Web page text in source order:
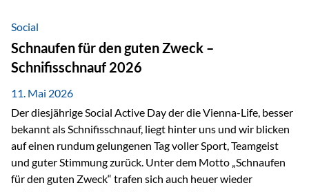
innerhalb der Private Wealth Police der Vienna-Life steht
der Oculus Value Capital Fund für einen langfristig
orientierten Value-Investing-Ansatz mit Fokus auf
fundamentale Unternehmensanalyse und nachhaltige
Wertentwicklung. Der Investmentansatz: Value Investing
mit Weitblick Im Zentrum steht ein…
Social
Schnaufen für den guten Zweck –
Schnifisschnauf 2026
11. Mai 2026
Der diesjährige Social Active Day der die Vienna-Life, besser
bekannt als Schnifisschnauf, liegt hinter uns und wir blicken
auf einen rundum gelungenen Tag voller Sport, Teamgeist
und guter Stimmung zurück. Unter dem Motto „Schnaufen
für den guten Zweck“ trafen sich auch heuer wieder